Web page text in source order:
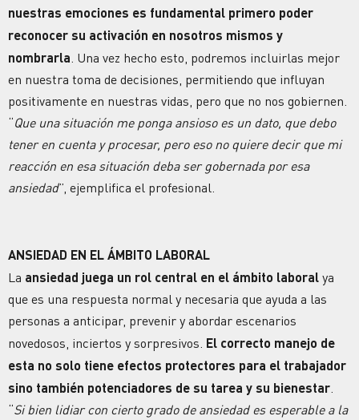
nuestras emociones es fundamental primero poder
reconocer su activación en nosotros mismos y
nombrarla. Una vez hecho esto, podremos incluirlas mejor
en nuestra toma de decisiones, permitiendo que influyan
positivamente en nuestras vidas, pero que no nos gobiernen.
“Que una situación me ponga ansioso es un dato, que debo
tener en cuenta y procesar, pero eso no quiere decir que mi
reacción en esa situación deba ser gobernada por esa
ansiedad”, ejemplifica el profesional.
ANSIEDAD EN EL ÁMBITO LABORAL
La ansiedad juega un rol central en el ámbito laboral ya
que es una respuesta normal y necesaria que ayuda a las
personas a anticipar, prevenir y abordar escenarios
novedosos, inciertos y sorpresivos. El correcto manejo de
esta no solo tiene efectos protectores para el trabajador
sino también potenciadores de su tarea y su bienestar
“Si bien lidiar con cierto grado de ansiedad es esperable a la